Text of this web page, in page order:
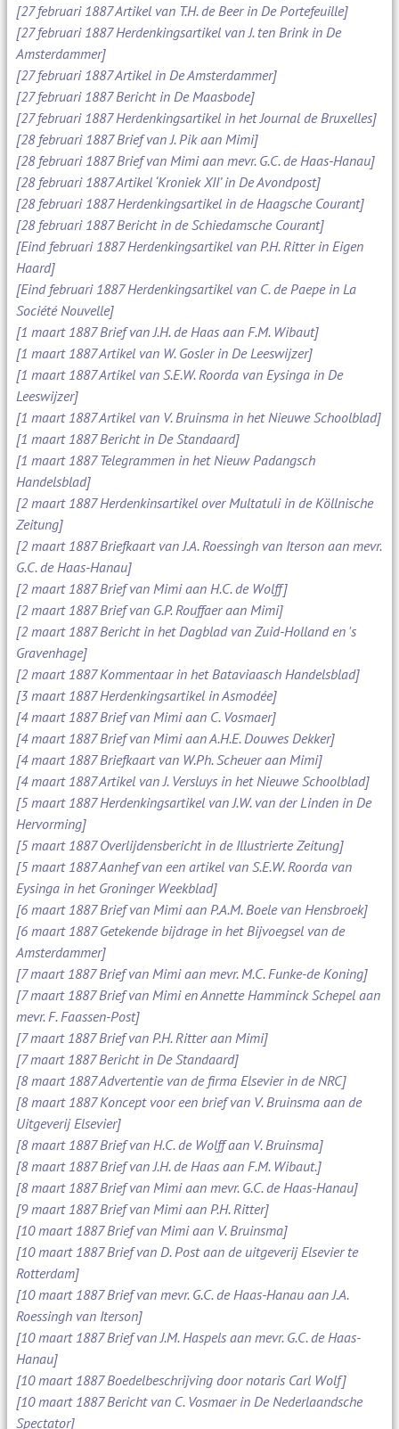
[27 februari 1887 Artikel van T.H. de Beer in De Portefeuille]
[27 februari 1887 Herdenkingsartikel van J. ten Brink in De
Amsterdammer]
[27 februari 1887 Artikel in De Amsterdammer]
[27 februari 1887 Bericht in De Maasbode]
[27 februari 1887 Herdenkingsartikel in het Journal de Bruxelles]
[28 februari 1887 Brief van J. Pik aan Mimi]
[28 februari 1887 Brief van Mimi aan mevr. G.C. de Haas-Hanau]
[28 februari 1887 Artikel ‘Kroniek XII’ in De Avondpost]
[28 februari 1887 Herdenkingsartikel in de Haagsche Courant]
[28 februari 1887 Bericht in de Schiedamsche Courant]
[Eind februari 1887 Herdenkingsartikel van P.H. Ritter in Eigen
Haard]
[Eind februari 1887 Herdenkingsartikel van C. de Paepe in La
Société Nouvelle]
[1 maart 1887 Brief van J.H. de Haas aan F.M. Wibaut]
[1 maart 1887 Artikel van W. Gosler in De Leeswijzer]
[1 maart 1887 Artikel van S.E.W. Roorda van Eysinga in De
Leeswijzer]
[1 maart 1887 Artikel van V. Bruinsma in het Nieuwe Schoolblad]
[1 maart 1887 Bericht in De Standaard]
[1 maart 1887 Telegrammen in het Nieuw Padangsch
Handelsblad]
[2 maart 1887 Herdenkinsartikel over Multatuli in de Köllnische
Zeitung]
[2 maart 1887 Briefkaart van J.A. Roessingh van Iterson aan mevr.
G.C. de Haas-Hanau]
[2 maart 1887 Brief van Mimi aan H.C. de Wolff]
[2 maart 1887 Brief van G.P. Rouffaer aan Mimi]
[2 maart 1887 Bericht in het Dagblad van Zuid-Holland en 's
Gravenhage]
[2 maart 1887 Kommentaar in het Bataviaasch Handelsblad]
[3 maart 1887 Herdenkingsartikel in Asmodée]
[4 maart 1887 Brief van Mimi aan C. Vosmaer]
[4 maart 1887 Brief van Mimi aan A.H.E. Douwes Dekker]
[4 maart 1887 Briefkaart van W.Ph. Scheuer aan Mimi]
[4 maart 1887 Artikel van J. Versluys in het Nieuwe Schoolblad]
[5 maart 1887 Herdenkingsartikel van J.W. van der Linden in De
Hervorming]
[5 maart 1887 Overlijdensbericht in de Illustrierte Zeitung]
[5 maart 1887 Aanhef van een artikel van S.E.W. Roorda van
Eysinga in het Groninger Weekblad]
[6 maart 1887 Brief van Mimi aan P.A.M. Boele van Hensbroek]
[6 maart 1887 Getekende bijdrage in het Bijvoegsel van de
Amsterdammer]
[7 maart 1887 Brief van Mimi aan mevr. M.C. Funke-de Koning]
[7 maart 1887 Brief van Mimi en Annette Hamminck Schepel aan
mevr. F. Faassen-Post]
[7 maart 1887 Brief van P.H. Ritter aan Mimi]
[7 maart 1887 Bericht in De Standaard]
[8 maart 1887 Advertentie van de firma Elsevier in de NRC]
[8 maart 1887 Koncept voor een brief van V. Bruinsma aan de
Uitgeverij Elsevier]
[8 maart 1887 Brief van H.C. de Wolff aan V. Bruinsma]
[8 maart 1887 Brief van J.H. de Haas aan F.M. Wibaut.]
[8 maart 1887 Brief van Mimi aan mevr. G.C. de Haas-Hanau]
[9 maart 1887 Brief van Mimi aan P.H. Ritter]
[10 maart 1887 Brief van Mimi aan V. Bruinsma]
[10 maart 1887 Brief van D. Post aan de uitgeverij Elsevier te
Rotterdam]
[10 maart 1887 Brief van mevr. G.C. de Haas-Hanau aan J.A.
Roessingh van Iterson]
[10 maart 1887 Brief van J.M. Haspels aan mevr. G.C. de Haas-
Hanau]
[10 maart 1887 Boedelbeschrijving door notaris Carl Wolf]
[10 maart 1887 Bericht van C. Vosmaer in De Nederlaandsche
Spectator]